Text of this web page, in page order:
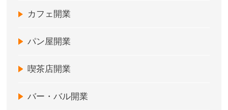
カフェ開業
パン屋開業
喫茶店開業
バー・バル開業